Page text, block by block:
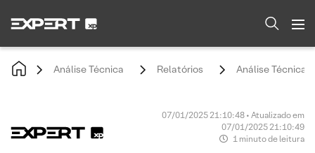
Análise Técnica Relatórios Análise Técnica
07/01/2025 21:10:48 • Atualizado em
07/01/2025 21:10:49
1 minuto de leitura